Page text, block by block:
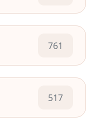
761
517